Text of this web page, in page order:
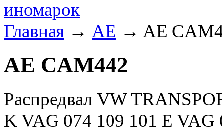
Главная → AE → AE
AE CAM442
Распредвал VW
K VAG 074 109 101 E VAG